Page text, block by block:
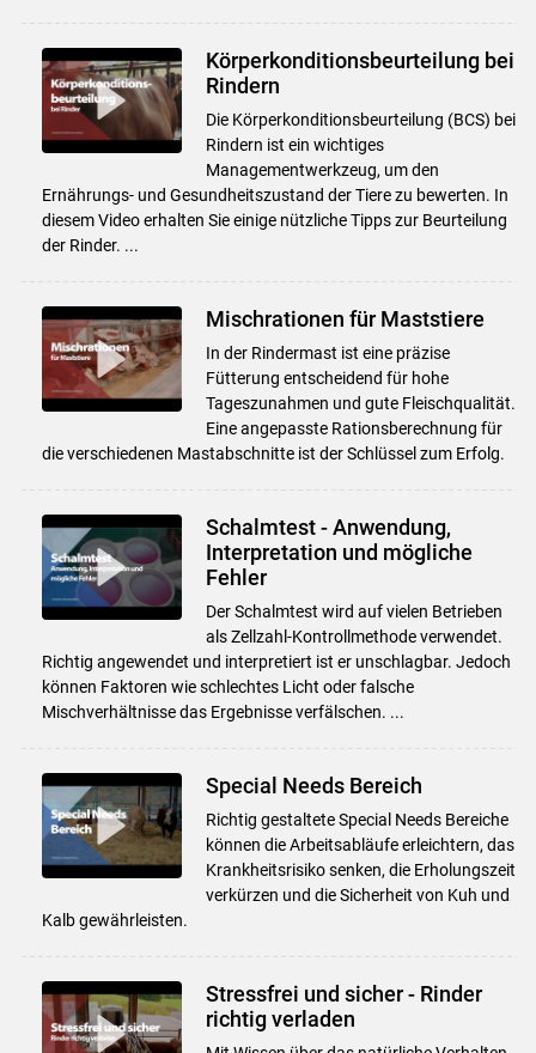
Körperkonditionsbeurteilung bei
Rindern
Die Körperkonditionsbeurteilung (BCS) bei
Rindern ist ein wichtiges
Managementwerkzeug, um den
Ernährungs- und Gesundheitszustand der Tiere zu bewerten. In
diesem Video erhalten Sie einige nützliche Tipps zur Beurteilung
der Rinder. ...
Mischrationen für Maststiere
In der Rindermast ist eine präzise
Fütterung entscheidend für hohe
Tageszunahmen und gute Fleischqualität.
Eine angepasste Rationsberechnung für
die verschiedenen Mastabschnitte ist der Schlüssel zum Erfolg.
Schalmtest - Anwendung,
Interpretation und mögliche
Fehler
Der Schalmtest wird auf vielen Betrieben
als Zellzahl-Kontrollmethode verwendet.
Richtig angewendet und interpretiert ist er unschlagbar. Jedoch
können Faktoren wie schlechtes Licht oder falsche
Mischverhältnisse das Ergebnisse verfälschen. ...
Special Needs Bereich
Richtig gestaltete Special Needs Bereiche
können die Arbeitsabläufe erleichtern, das
Krankheitsrisiko senken, die Erholungszeit
verkürzen und die Sicherheit von Kuh und
Kalb gewährleisten.
Stressfrei und sicher - Rinder
richtig verladen